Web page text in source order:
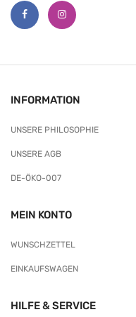
INFORMATION
UNSERE PHILOSOPHIE
UNSERE AGB
DE-ÖKO-007
MEIN KONTO
WUNSCHZETTEL
EINKAUFSWAGEN
HILFE & SERVICE